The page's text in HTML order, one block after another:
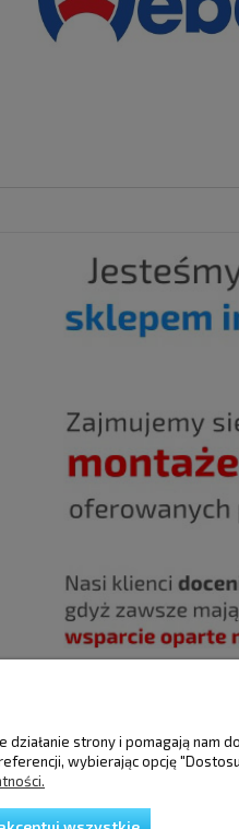
MOJE
strony i pomagają
wybierając opcję